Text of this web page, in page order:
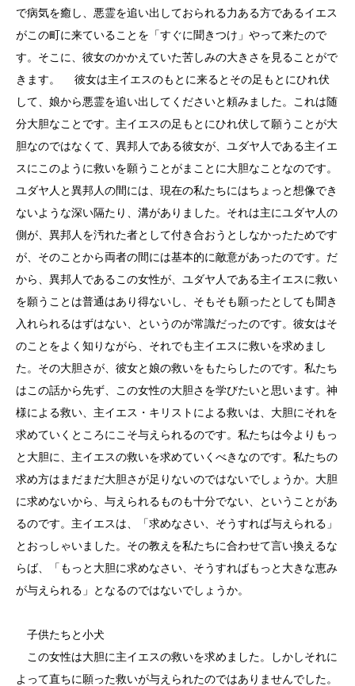
で病気を癒し、悪霊を追い出しておられる力ある方であるイエス
がこの町に来ていることを「すぐに聞きつけ」やって来たので
す。そこに、彼女のかかえていた苦しみの大きさを見ることがで
きます。 彼女は主イエスのもとに来るとその足もとにひれ伏
して、娘から悪霊を追い出してくださいと頼みました。これは随
分大胆なことです。主イエスの足もとにひれ伏して願うことが大
胆なのではなくて、異邦人である彼女が、ユダヤ人である主イエ
スにこのように救いを願うことがまことに大胆なことなのです。
ユダヤ人と異邦人の間には、現在の私たちにはちょっと想像でき
ないような深い隔たり、溝がありました。それは主にユダヤ人の
側が、異邦人を汚れた者として付き合おうとしなかったためです
が、そのことから両者の間には基本的に敵意があったのです。だ
から、異邦人であるこの女性が、ユダヤ人である主イエスに救い
を願うことは普通はあり得ないし、そもそも願ったとしても聞き
入れられるはずはない、というのが常識だったのです。彼女はそ
のことをよく知りながら、それでも主イエスに救いを求めまし
た。その大胆さが、彼女と娘の救いをもたらしたのです。私たち
はこの話から先ず、この女性の大胆さを学びたいと思います。神
様による救い、主イエス・キリストによる救いは、大胆にそれを
求めていくところにこそ与えられるのです。私たちは今よりもっ
と大胆に、主イエスの救いを求めていくべきなのです。私たちの
求め方はまだまだ大胆さが足りないのではないでしょうか。大胆
に求めないから、与えられるものも十分でない、ということがあ
るのです。主イエスは、「求めなさい、そうすれば与えられる」
とおっしゃいました。その教えを私たちに合わせて言い換えるな
らば、「もっと大胆に求めなさい、そうすればもっと大きな恵み
が与えられる」となるのではないでしょうか。
子供たちと小犬
この女性は大胆に主イエスの救いを求めました。しかしそれに
よって直ちに願った救いが与えられたのではありませんでした。